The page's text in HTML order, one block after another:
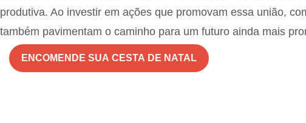
produtiva. Ao investir em ações que promovam essa união,
também pavimentam o caminho para um futuro ainda mais
ENCOMENDE SUA CESTA DE NATAL